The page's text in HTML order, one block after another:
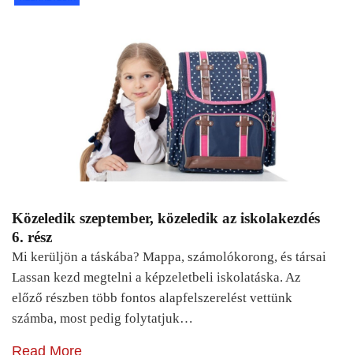
Közeledik szeptember, közeledik az iskolakezdés
6. rész
Mi kerüljön a táskába? Mappa, számolókorong, és társai
Lassan kezd megtelni a képzeletbeli iskolatáska. Az
előző részben több fontos alapfelszerelést vettünk
számba, most pedig folytatjuk…
Read More